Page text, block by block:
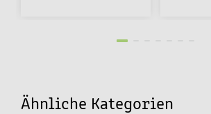
Ähnliche Kategorien